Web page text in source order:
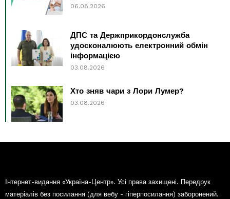
06.08.2026
ДПС та Держприкордонслужба
удосконалюють електронний обмін
інформацією
03.08.2026
Хто зняв чари з Лори Лумер?
03.08.2026
Інтернет-видання «Україна-Центр». Усі права захищені. Передрук
матеріалів без посилання (для вебу - гіперпосилання) заборонений.